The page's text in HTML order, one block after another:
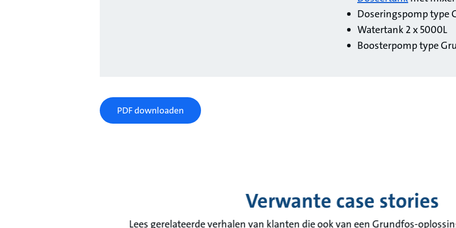
Doseringspomp type
Watertank 2 x 5000L
Boosterpomp type
PDF downloaden
Verwante case stories
Lees gerelateerde verhalen van klanten die ook van een Grundfos-